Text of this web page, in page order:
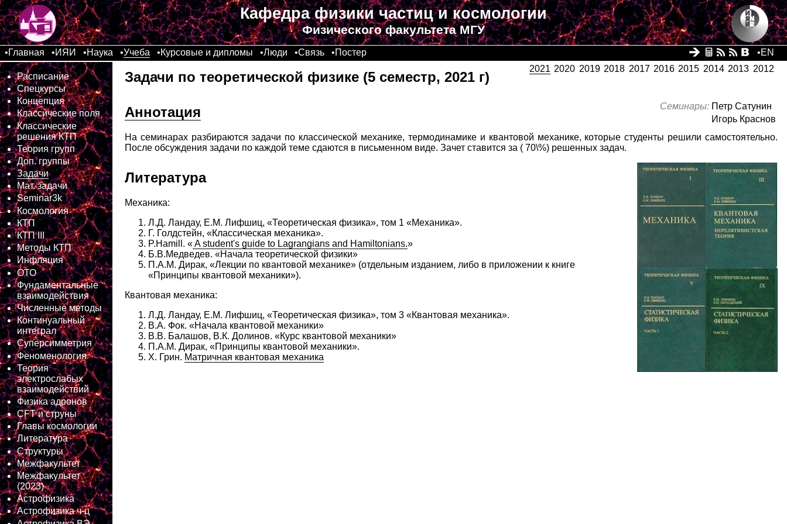
Кафедра физики частиц и космологии
Физического факультета МГУ
•EN
•Главная •ИЯИ •Наука •Учеба •Курсовые и дипломы •Люди •Связь •Постер
Расписание
Спецкурсы
Концепция
Классические поля
Классические
решения КТП
Теория групп
Доп. группы
Задачи
Мат. задачи
Seminar3k
Космология
КТП
КТП III
Методы КТП
Инфляция
ОТО
Фундаментальные
взаимодействия
Численные методы
Континуальный
интеграл
Суперсимметрия
Феноменология
Теория
электрослабых
взаимодействий
Физика адронов
CFT и струны
Главы космологии
Литература
Структуры
Межфакультет
Межфакультет
(2023)
Астрофизика
Астрофизика ч-ц
2021 2020 2019 2018 2017 2016 2015 2014 2013 2012
Задачи по теоретической физике (5 семестр, 2021 г)
Семинары: Петр Сатунин
Игорь Краснов
Аннотация
На семинарах разбираются задачи по классической механике, термодинамике и квантовой механике, которые студенты решили самостоятельно.
После обсуждения задачи по каждой теме сдаются в письменном виде. Зачет ставится за ( 70\%) решенных задач.
Литература
Механика:
Л.Д. Ландау, Е.М. Лифшиц, «Теоретическая физика», том 1 «Механика».
Г. Голдстейн, «Классическая механика».
P.Hamill. «A student's guide to Lagrangians and Hamiltonians.»
Б.В.Медведев. «Начала теоретической физики»
П.А.М. Дирак, «Лекции по квантовой механике» (отдельным изданием, либо в приложении к книге
«Принципы квантовой механики»).
Квантовая механика:
Л.Д. Ландау, Е.М. Лифшиц, «Теоретическая физика», том 3 «Квантовая механика».
В.А. Фок. «Начала квантовой механики»
В.В. Балашов, В.К. Долинов. «Курс квантовой механики»
П.А.М. Дирак, «Принципы квантовой механики».
Х. Грин. Матричная квантовая механика